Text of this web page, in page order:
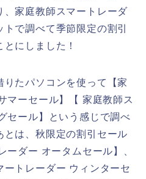
、家庭教師スマートレーダ
で調べて季節限定の割引
にしました！
たパソコンを使って【家
マーセール】【 家庭教師ス
セール】という感じで調べ
とは、秋限定の割引セール
ーダー オータムセール】、
トレーダー ウィンターセ